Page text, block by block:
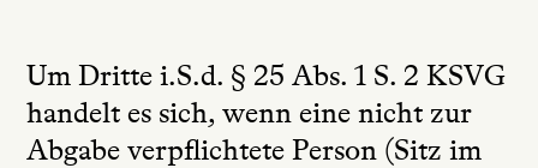
Um Dritte i.S.d. § 25 Abs. 1 S. 2 KSVG
handelt es sich, wenn eine nicht zur
Abgabe verpflichtete Person (Sitz im